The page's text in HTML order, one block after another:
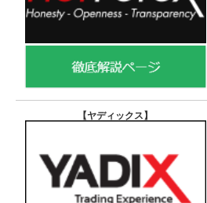
【ヤディックス】